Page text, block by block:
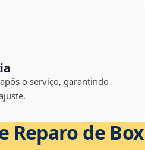
o serviço, garantindo
Reparo de Box